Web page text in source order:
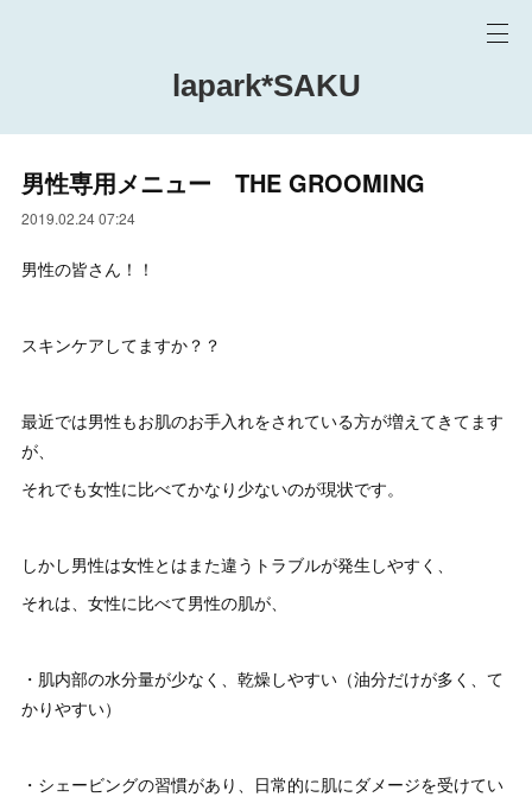
lapark*SAKU
男性専用メニュー THE GROOMING
2019.02.24 07:24
男性の皆さん！！
スキンケアしてますか？？
最近では男性もお肌のお手入れをされている方が増えてきてます
が、
それでも女性に比べてかなり少ないのが現状です。
しかし男性は女性とはまた違うトラブルが発生しやすく、
それは、女性に比べて男性の肌が、
・肌内部の水分量が少なく、乾燥しやすい（油分だけが多く、て
かりやすい）
・シェービングの習慣があり、日常的に肌にダメージを受けてい